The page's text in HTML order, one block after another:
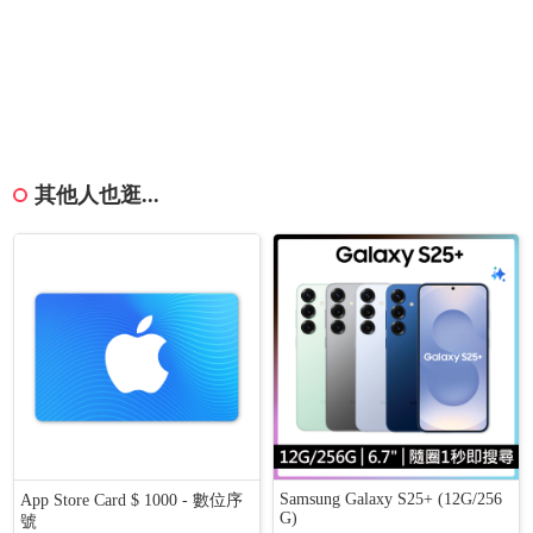
其他人也逛...
App Store Card $ 1000 - 數位序
號
Samsung Galaxy S25+ (12G/256
G)